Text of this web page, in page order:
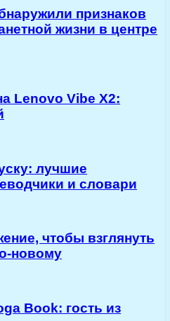
признаков
жизни в центре
Lenovo Vibe X2:
лучшие
и словари
чтобы взглянуть
новому
Book: гость из